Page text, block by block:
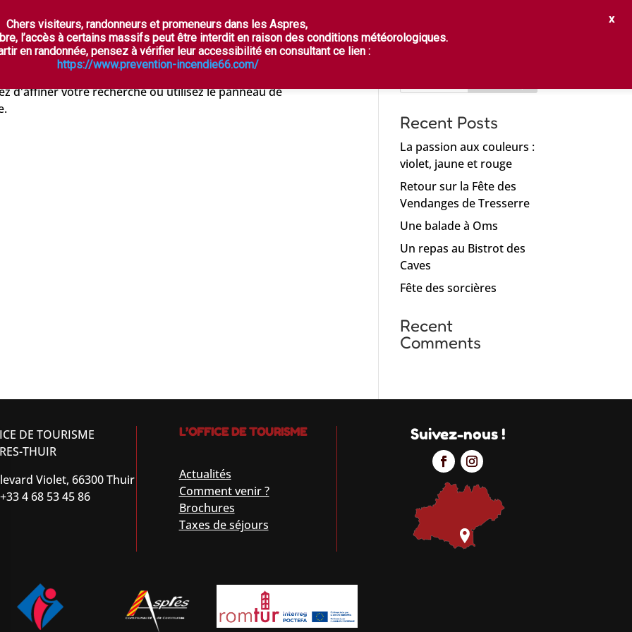
À VOIR, À FAIRE OÙ DORMIR ? DÉGUSTER PRATIQUES
d'affiner votre recherche ou utilisez le panneau de
Search
Recent Posts
La passion aux couleurs :
violet, jaune et rouge
Retour sur la Fête des
Vendanges de Tresserre
Une balade à Oms
Un repas au Bistrot des
Caves
Fête des sorcières
Recent
Comments
DE TOURISME
THUIR
Violet, 66300 Thuir
4 68 53 45 86
L’OFFICE DE TOURISME
Actualités
Comment venir ?
Brochures
Taxes de séjours
Suivez-nous !
Chers visiteurs, randonneurs et promeneurs dans les Aspres,
l’accès à certains massifs peut être interdit en raison des conditions météorologiques.
en randonnée, pensez à vérifier leur accessibilité en consultant ce lien :
https://www.prevention-incendie66.com/